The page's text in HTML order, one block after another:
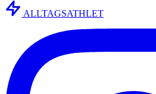
ALLTAGSATHLET